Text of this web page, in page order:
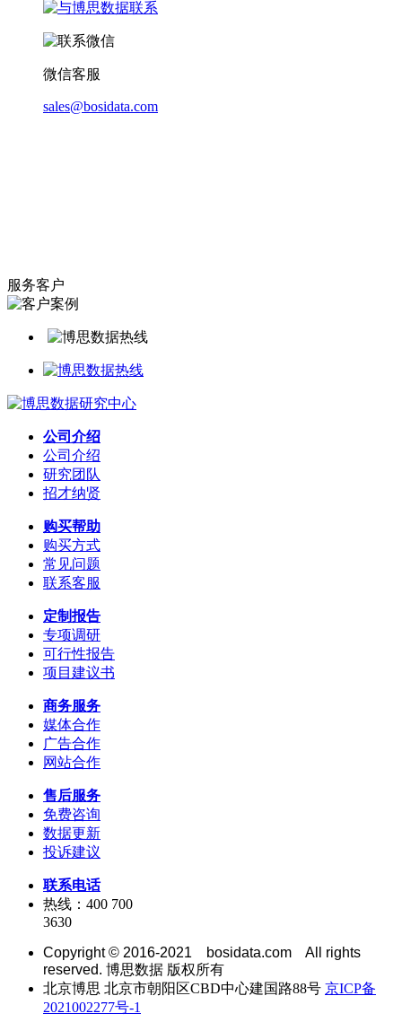
微信客服
sales@bosidata.com
服务客户
公司介绍
公司介绍
研究团队
招才纳贤
购买帮助
购买方式
常见问题
联系客服
定制报告
专项调研
可行性报告
项目建议书
商务服务
媒体合作
广告合作
网站合作
售后服务
免费咨询
数据更新
投诉建议
联系电话
热线：400 700
3630
Copyright © 2016-2021 bosidata.com All rights
reserved. 博思数据 版权所有
北京博思 北京市朝阳区CBD中心建国路88号 京ICP备
2021002277号-1